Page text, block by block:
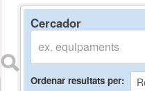
Cercador
Ordenar resultats per